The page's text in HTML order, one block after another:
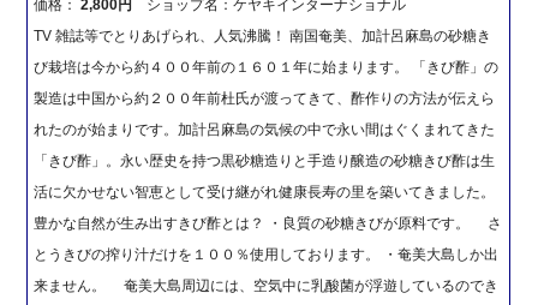
価格：2,800円
ショップ名：ケヤキインターナショナル
TV 雑誌等でとりあげられ、人気沸騰！ 南国奄美、加計呂麻島の砂糖き
び栽培は今から約４００年前の１６０１年に始まります。 「きび酢」の
製造は中国から約２００年前杜氏が渡ってきて、酢作りの方法が伝えら
れたのが始まりです。加計呂麻島の気候の中で永い間はぐくまれてきた
「きび酢」。永い歴史を持つ黒砂糖造りと手造り醸造の砂糖きび酢は生
活に欠かせない智恵として受け継がれ健康長寿の里を築いてきました。
豊かな自然が生み出すきび酢とは？ ・良質の砂糖きびが原料です。 さ
とうきびの搾り汁だけを１００％使用しております。 ・奄美大島しか出
来ません。 奄美大島周辺には、空気中に乳酸菌が浮遊しているのでき